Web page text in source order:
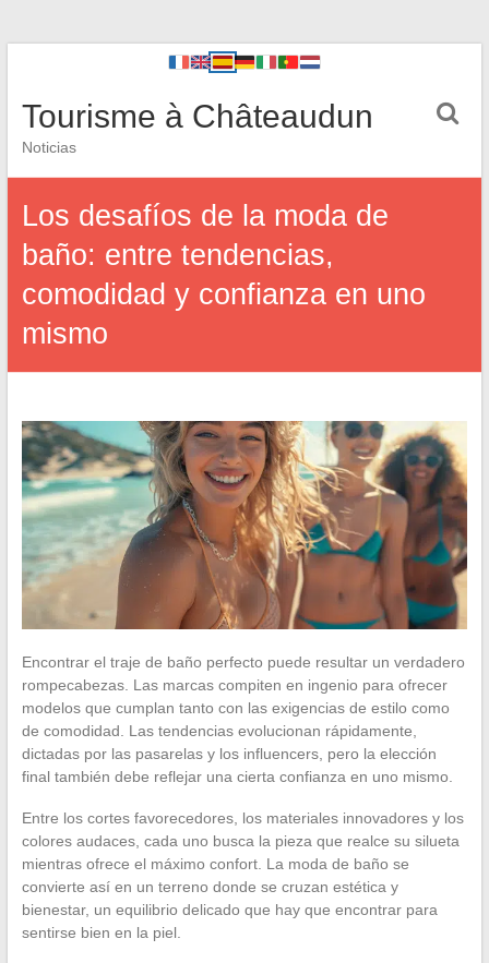
Tourisme à Châteaudun
Noticias
Los desafíos de la moda de
baño: entre tendencias,
comodidad y confianza en uno
mismo
Encontrar el traje de baño perfecto puede resultar un verdadero
rompecabezas. Las marcas compiten en ingenio para ofrecer
modelos que cumplan tanto con las exigencias de estilo como
de comodidad. Las tendencias evolucionan rápidamente,
dictadas por las pasarelas y los influencers, pero la elección
final también debe reflejar una cierta confianza en uno mismo.
Entre los cortes favorecedores, los materiales innovadores y los
colores audaces, cada uno busca la pieza que realce su silueta
mientras ofrece el máximo confort. La moda de baño se
convierte así en un terreno donde se cruzan estética y
bienestar, un equilibrio delicado que hay que encontrar para
sentirse bien en la piel.